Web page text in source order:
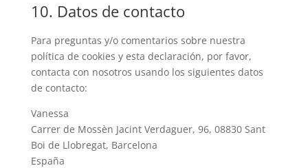
10. Datos de contacto
Para preguntas y/o comentarios sobre nuestra
política de cookies y esta declaración, por favor,
contacta con nosotros usando los siguientes datos
de contacto:
Vanessa
Carrer de Mossèn Jacint Verdaguer, 96, 08830 Sant
Boi de Llobregat, Barcelona
España